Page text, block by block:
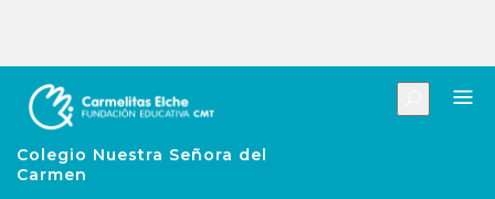
Colegio Nuestra Señora del
Carmen